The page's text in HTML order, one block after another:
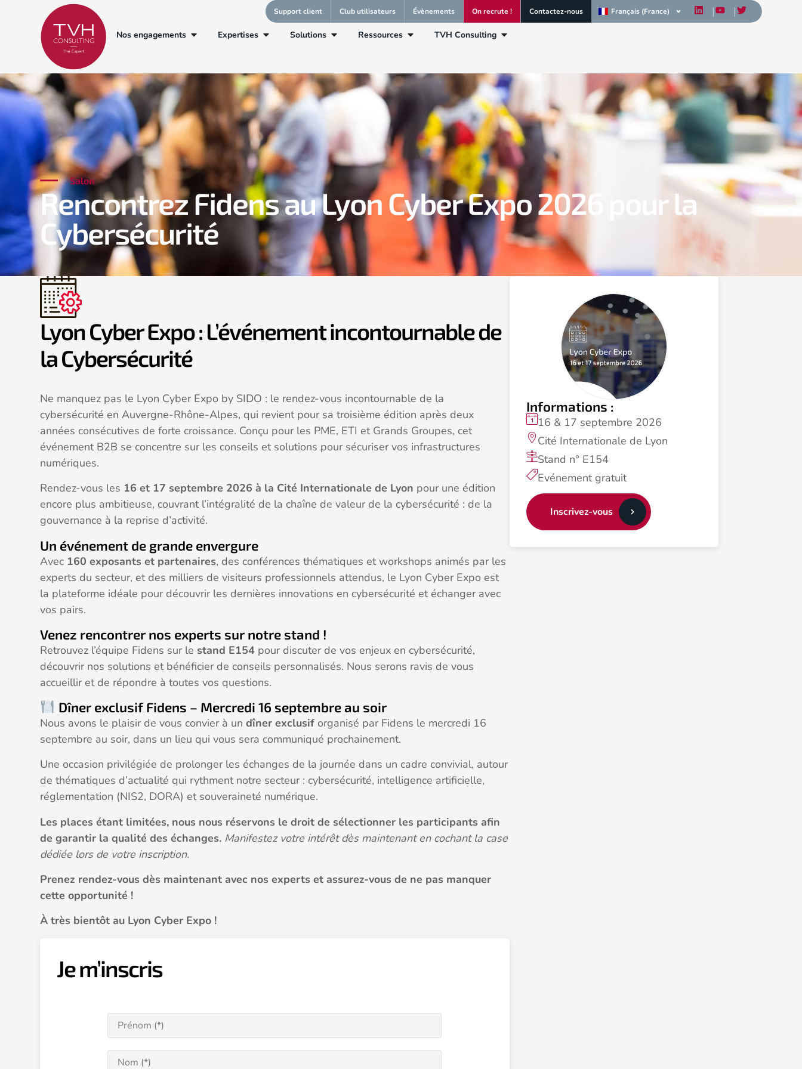
Support client Club utilisateurs Évènements On recrute ! Contactez-nous Français (France)
Nos engagements Expertises Solutions Ressources TVH Consulting
Salon
Rencontrez Fidens au Lyon Cyber Expo 2026 pour la
Cybersécurité
Lyon Cyber Expo : L’événement incontournable de
la Cybersécurité
Ne manquez pas le Lyon Cyber Expo by SIDO : le rendez-vous incontournable de la
cybersécurité en Auvergne-Rhône-Alpes, qui revient pour sa troisième édition après deux
années consécutives de forte croissance. Conçu pour les PME, ETI et Grands Groupes, cet
événement B2B se concentre sur les conseils et solutions pour sécuriser vos infrastructures
numériques.
Rendez-vous les 16 et 17 septembre 2026 à la Cité Internationale de Lyon pour une édition
encore plus ambitieuse, couvrant l’intégralité de la chaîne de valeur de la cybersécurité : de la
gouvernance à la reprise d’activité.
Un événement de grande envergure
Avec 160 exposants et partenaires, des conférences thématiques et workshops animés par les
experts du secteur, et des milliers de visiteurs professionnels attendus, le Lyon Cyber Expo est
la plateforme idéale pour découvrir les dernières innovations en cybersécurité et échanger avec
vos pairs.
Venez rencontrer nos experts sur notre stand !
Retrouvez l’équipe Fidens sur le stand E154 pour discuter de vos enjeux en cybersécurité,
découvrir nos solutions et bénéficier de conseils personnalisés. Nous serons ravis de vous
accueillir et de répondre à toutes vos questions.
Dîner exclusif Fidens – Mercredi 16 septembre au soir
Nous avons le plaisir de vous convier à un dîner exclusif organisé par Fidens le mercredi 16
septembre au soir, dans un lieu qui vous sera communiqué prochainement.
Une occasion privilégiée de prolonger les échanges de la journée dans un cadre convivial, autour
de thématiques d’actualité qui rythment notre secteur : cybersécurité, intelligence artificielle,
réglementation (NIS2, DORA) et souveraineté numérique.
Les places étant limitées, nous nous réservons le droit de sélectionner les participants afin
de garantir la qualité des échanges. Manifestez votre intérêt dès maintenant en cochant la case
dédiée lors de votre inscription.
Prenez rendez-vous dès maintenant avec nos experts et assurez-vous de ne pas manquer
cette opportunité !
À très bientôt au Lyon Cyber Expo !
Je m’inscris
Informations :
16 & 17 septembre 2026
Cité Internationale de Lyon
Stand n° E154
Evénement gratuit
Inscrivez-vous